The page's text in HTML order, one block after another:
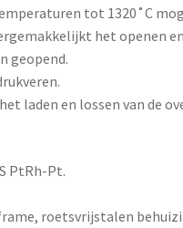
tot 1320˚C
het openen
geopend.
laden en lossen van de
PtRh-Pt.
roetsvrijstalen